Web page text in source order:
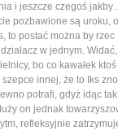
i jeszcze czegoś
pozbawione są uroku,
to postać można by rzec
w jednym.
bo co kawałek
innej, że to Iks
potrafi, gdyż idąc
on jednak
refleksyjnie